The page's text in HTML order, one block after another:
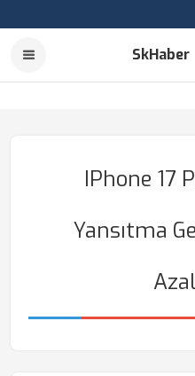
SkHaber
IPhone 17
Yansıtma